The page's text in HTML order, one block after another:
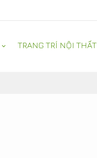
TRANG TRÍ NỘI THẤT